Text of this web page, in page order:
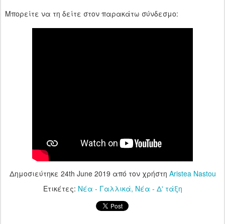
Μπορείτε να τη δείτε στον παρακάτω σύνδεσμο:
Δημοσιεύτηκε 24th June 2019 από τον χρήστη Aristea Nastou
Ετικέτες: Νέα - Γαλλικά Νέα - Δ' τάξη